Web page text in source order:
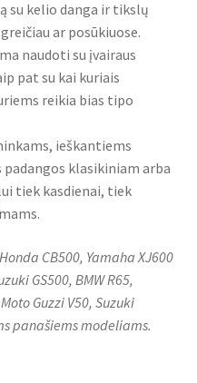
kelio danga ir tikslų
ar posūkiuose.
naudoti su įvairaus
pat su kai kuriais
reikia bias tipo
ieškantiems
klasikiniam arba
tiek kasdienai, tiek
CB500, Yamaha XJ600
GS500, BMW R65,
Guzzi V50, Suzuki
panašiems modeliams.